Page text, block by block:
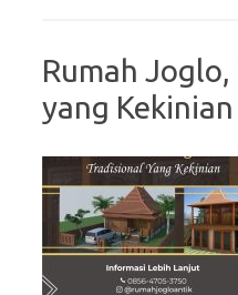
Rumah
yang Kekinian